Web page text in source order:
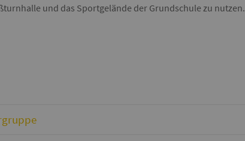
und das Sportgelände der Grundschule zu nutzen.